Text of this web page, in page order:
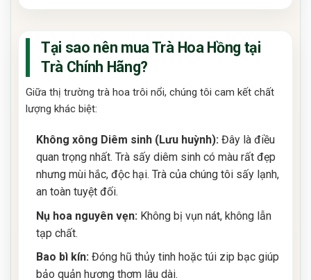
Tại sao nên mua Trà Hoa Hồng tại
Trà Chính Hãng?
Giữa thị trường trà hoa trôi nổi, chúng tôi cam kết chất
lượng khác biệt:
Không xông Diêm sinh (Lưu huỳnh): Đây là điều
quan trọng nhất. Trà sấy diêm sinh có màu rất đẹp
nhưng mùi hắc, độc hại. Trà của chúng tôi sấy lạnh,
an toàn tuyệt đối.
Nụ hoa nguyên vẹn: Không bị vụn nát, không lẫn
tạp chất.
Bao bì kín: Đóng hũ thủy tinh hoặc túi zip bạc giúp
bảo quản hương thơm lâu dài.